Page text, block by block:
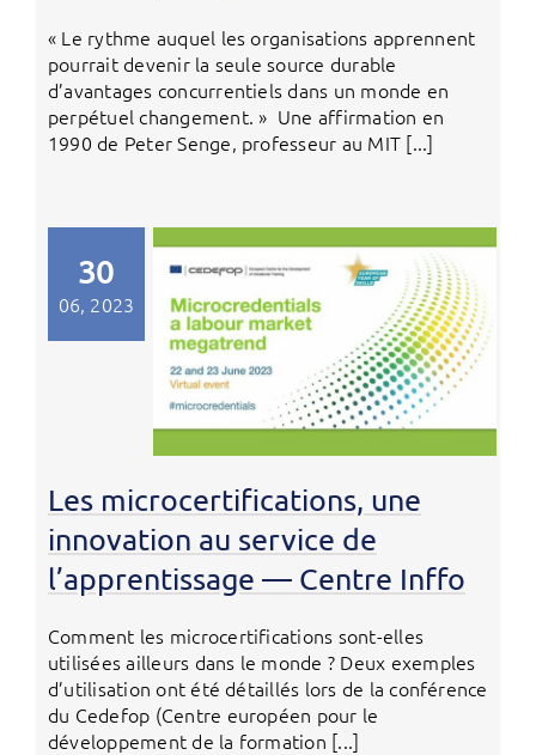
« Le rythme auquel les organisations apprennent
pourrait devenir la seule source durable
d’avantages concurrentiels dans un monde en
perpétuel changement. » Une affirmation en
1990 de Peter Senge, professeur au MIT [...]
30
06, 2023
Les microcertifications, une
innovation au service de
l’apprentissage — Centre Inffo
Comment les microcertifications sont-elles
utilisées ailleurs dans le monde ? Deux exemples
d’utilisation ont été détaillés lors de la conférence
du Cedefop (Centre européen pour le
développement de la formation [...]